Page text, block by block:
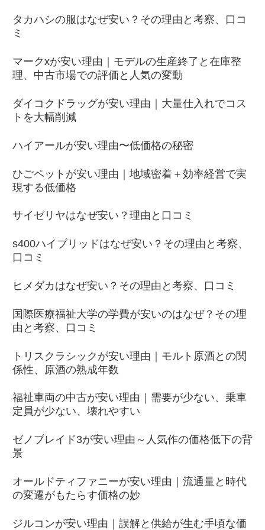
タカハシの服はなぜ安い？その理由と考察、口コ
ミ
マークxが安い理由｜モデルの生産終了と在庫整
理、中古市場での評価と人気の変動
ダイコクドラッグが安い理由｜大量仕入れでコス
トを大幅削減
ハイアールが安い理由〜低価格の秘密
ひごペットが安い理由｜地域密着＋効率経営で実
現する低価格
サイゼリヤはなぜ安い？理由と口コミ
s400ハイブリッドはなぜ安い？その理由と考察、
口コミ
ヒメダカはなぜ安い？その理由と考察、口コミ
国際医療福祉大学の学費が安いのはなぜ？その理
由と考察、口コミ
トリスクラシックが安い理由｜モルト原酒との関
係性、原酒の熟成年数
福祉車両の中古が安い理由｜需要が少ない、乗車
定員が少ない、壊れやすい
ゼノブレイド3が安い理由～人気作の価格低下の背
景
オールドティファニーが安い理由｜流通量と時代
の変遷がもたらす価格の妙
ジルコンが安い理由｜誤解と供給が生む手頃な価